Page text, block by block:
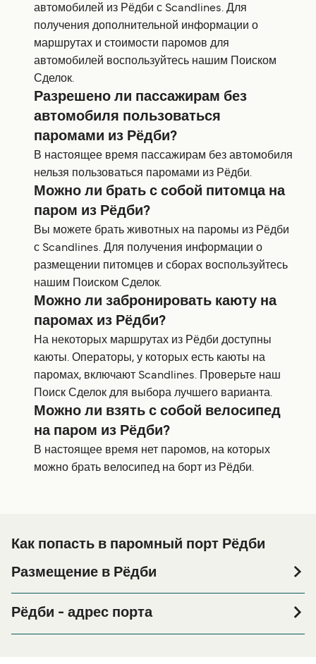
автомобилей из Рёдби с Scandlines. Для
получения дополнительной информации о
маршрутах и стоимости паромов для
автомобилей воспользуйтесь нашим Поиском
Сделок.
Разрешено ли пассажирам без
автомобиля пользоваться
паромами из Рёдби?
В настоящее время пассажирам без автомобиля
нельзя пользоваться паромами из Рёдби.
Можно ли брать с собой питомца на
паром из Рёдби?
Вы можете брать животных на паромы из Рёдби
с Scandlines. Для получения информации о
размещении питомцев и сборах воспользуйтесь
нашим Поиском Сделок.
Можно ли забронировать каюту на
паромах из Рёдби?
На некоторых маршрутах из Рёдби доступны
каюты. Операторы, у которых есть каюты на
паромах, включают Scandlines. Проверьте наш
Поиск Сделок для выбора лучшего варианта.
Можно ли взять с собой велосипед
на паром из Рёдби?
В настоящее время нет паромов, на которых
можно брать велосипед на борт из Рёдби.
Как попасть в паромный порт Рёдби
Размещение в Рёдби
его окрестностях перед или после вашей поездки, или
если вы ищете вариант проживания на весь период
Рёдби - адрес порта